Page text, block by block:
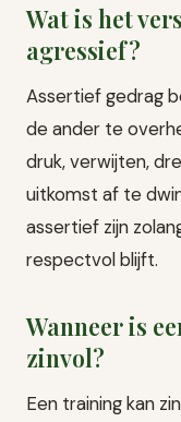
Wat is het
agressief?
Assertief gedrag
de ander te
druk, verwijten,
uitkomst af te
assertief zijn
respectvol blijft.
Wanneer is
zinvol?
Een training kan